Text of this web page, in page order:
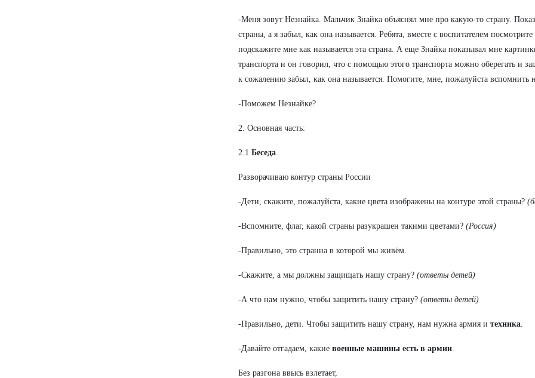
-Меня зовут Незнайка. Мальчик Знайка объяснял мне про какую-то страну.
страны, а я забыл, как она называется. Ребята, вместе с воспитателем
подскажите мне как называется эта страна. А еще Знайка показывал мне
транспорта и он говорил, что с помощью этого транспорта можно оберегать и
к сожалению забыл, как она называется. Помогите, мне, пожалуйста вспомнить
-Поможем Незнайке?
2. Основная часть:
2.1 Беседа.
Разворачиваю контур страны России
-Дети, скажите, пожалуйста, какие цвета изображены на контуре этой страны?
-Вспомните, флаг, какой страны разукрашен такими цветами? (Россия)
-Правильно, это странна в которой мы живём.
-Скажите, а мы должны защищать нашу страну? (ответы детей)
-А что нам нужно, чтобы защитить нашу страну? (ответы детей)
-Правильно, дети. Чтобы защитить нашу страну, нам нужна армия и техника.
-Давайте отгадаем, какие военные машины есть в армии.
Без разгона ввысь взлетает,